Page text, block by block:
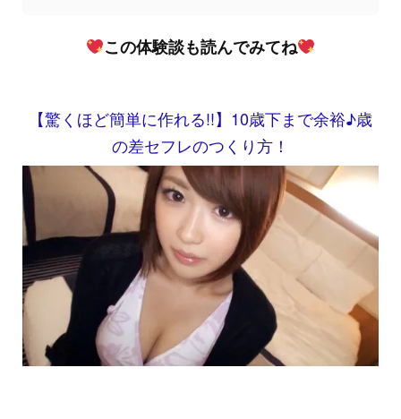
この体験談も読んでみてね
【驚くほど簡単に作れる!!】10歳下まで余裕♪歳
の差セフレのつくり方！